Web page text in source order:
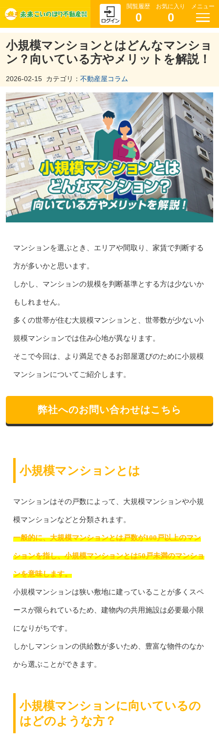
閲覧履歴
0
お気に入り
0
メニュー
小規模マンションとはどんなマンショ
ン？向いている方やメリットを解説！
2026-02-15 カテゴリ： 不動産屋コラム
マンションを選ぶとき、エリアや間取り、家賃で判断する
方が多いかと思います。
しかし、マンションの規模を判断基準とする方は少ないか
もしれません。
多くの世帯が住む大規模マンションと、世帯数が少ない小
規模マンションでは住み心地が異なります。
そこで今回は、より満足できるお部屋選びのために小規模
マンションについてご紹介します。
弊社へのお問い合わせはこちら
小規模マンションとは
マンションはその戸数によって、大規模マンションや小規
模マンションなどと分類されます。
一般的に、大規模マンションとは戸数が100戸以上のマン
ションを指し、小規模マンションとは50戸未満のマンショ
ンを意味します。
小規模マンションは狭い敷地に建っていることが多くスペ
ースが限られているため、建物内の共用施設は必要最小限
になりがちです。
しかしマンションの供給数が多いため、豊富な物件のなか
から選ぶことができます。
小規模マンションに向いているの
はどのような方？